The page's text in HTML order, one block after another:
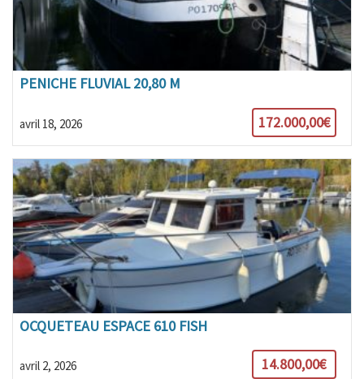
PENICHE FLUVIAL 20,80 M
avril 18, 2026 172.000,00€
OCQUETEAU ESPACE 610 FISH
avril 2, 2026 14.800,00€